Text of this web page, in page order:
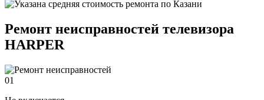
Ремонт неисправностей телевизора
HARPER
01